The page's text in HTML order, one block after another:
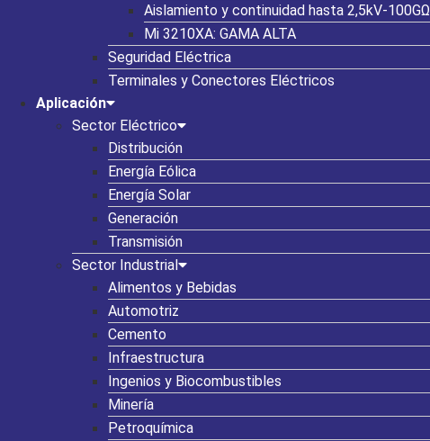
Aislamiento y continuidad hasta 2,5kV-100GΩ
Mi 3210XA: GAMA ALTA
Seguridad Eléctrica
Terminales y Conectores Eléctricos
Aplicación
Sector Eléctrico
Distribución
Energía Eólica
Energía Solar
Generación
Transmisión
Sector Industrial
Alimentos y Bebidas
Automotriz
Cemento
Infraestructura
Ingenios y Biocombustibles
Minería
Petroquímica